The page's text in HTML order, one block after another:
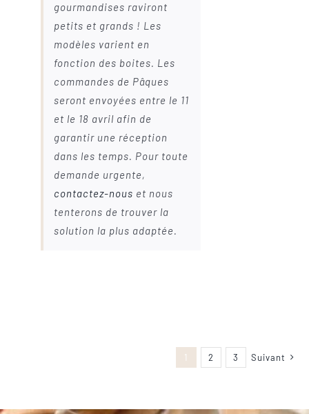
gourmandises raviront
petits et grands ! Les
modèles varient en
fonction des boites. Les
commandes de Pâques
seront envoyées entre le 11
et le 18 avril afin de
garantir une réception
dans les temps. Pour toute
demande urgente,
contactez-nous et nous
tenterons de trouver la
solution la plus adaptée.
1 2 3 Suivant